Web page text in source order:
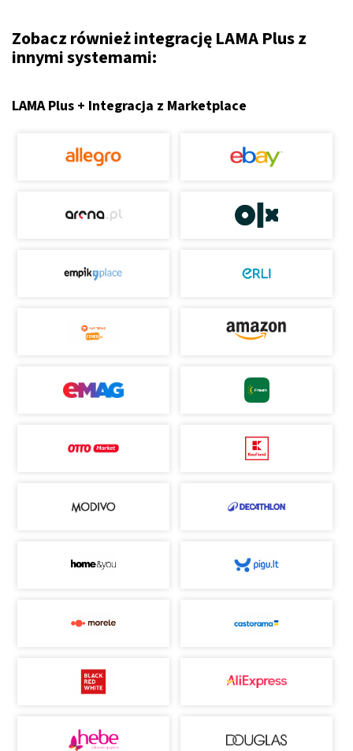
Zobacz również integrację LAMA Plus z
innymi systemami:
LAMA Plus + Integracja z Marketplace